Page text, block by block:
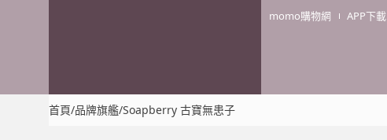
momo購物網 APP下載
首頁/品牌旗艦/Soapberry 古寶無患子